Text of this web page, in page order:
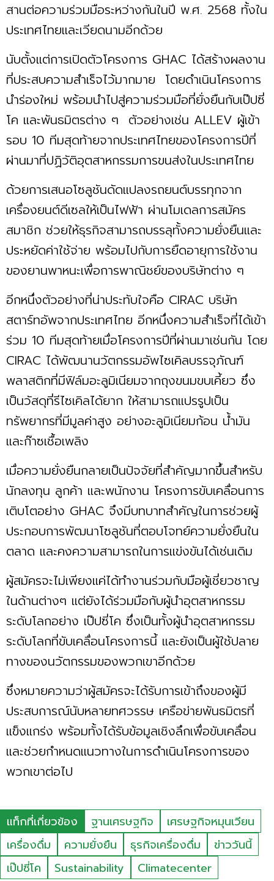
สานต่อความร่วมมือระหว่างกันในปี พ.ศ. 2568 ทั้งใน
ประเทศไทยและเวียดนามอีกด้วย
นับตั้งแต่การเปิดตัวโครงการ GHAC ได้สร้างผลงาน
ที่ประสบความสำเร็จไว้มากมาย โดยดำเนินโครงการ
นำร่องใหม่ พร้อมนำไปสู่ความร่วมมือที่ยั่งยืนกับเป๊ปซี่
โค และพันธมิตรต่าง ๆ ตัวอย่างเช่น ALLEV ผู้เข้า
รอบ 10 ทีมสุดท้ายจากประเทศไทยของโครงการปีที่
ผ่านมาที่ปฏิวัติอุตสาหกรรมการขนส่งในประเทศไทย
ด้วยการเสนอโซลูชันดัดแปลงรถยนต์บรรทุกจาก
เครื่องยนต์ดีเซลให้เป็นไฟฟ้า ผ่านโมเดลการสมัคร
สมาชิก ช่วยให้ธุรกิจสามารถบรรลุทั้งความยั่งยืนและ
ประหยัดค่าใช้จ่าย พร้อมไปกับการยืดอายุการใช้งาน
ของยานพาหนะเพื่อการพาณิชย์ของบริษัทต่าง ๆ
อีกหนึ่งตัวอย่างที่น่าประทับใจคือ CIRAC บริษัท
สตาร์ทอัพจากประเทศไทย อีกหนึ่งความสำเร็จที่ได้เข้า
ร่วม 10 ทีมสุดท้ายเมื่อโครงการปีที่ผ่านมาเช่นกัน โดย
CIRAC ได้พัฒนานวัตกรรมอัพไซเคิลบรรจุภัณฑ์
พลาสติกที่มีฟิล์มอะลูมิเนียมจากถุงขนมขบเคี้ยว ซึ่ง
เป็นวัสดุที่รีไซเคิลได้ยาก ให้สามารถแปรรูปเป็น
ทรัพยากรที่มีมูลค่าสูง อย่างอะลูมิเนียมก้อน น้ำมัน
และก๊าซเชื้อเพลิง
เมื่อความยั่งยืนกลายเป็นปัจจัยที่สำคัญมากขึ้นสำหรับ
นักลงทุน ลูกค้า และพนักงาน โครงการขับเคลื่อนการ
เติบโตอย่าง GHAC จึงมีบทบาทสำคัญในการช่วยผู้
ประกอบการพัฒนาโซลูชันที่ตอบโจทย์ความยั่งยืนใน
ตลาด และคงความสามารถในการแข่งขันได้เช่นเดิม
ผู้สมัครจะไม่เพียงแค่ได้ทำงานร่วมกับมือผู้เชี่ยวชาญ
ในด้านต่างๆ แต่ยังได้ร่วมมือกับผู้นำอุตสาหกรรม
ระดับโลกอย่าง เป๊ปซี่โค ซึ่งเป็นทั้งผู้นำอุตสาหกรรม
ระดับโลกที่ขับเคลื่อนโครงการนี้ และยังเป็นผู้ใช้ปลาย
ทางของนวัตกรรมของพวกเขาอีกด้วย
ซึ่งหมายความว่าผู้สมัครจะได้รับการเข้าถึงของผู้มี
ประสบการณ์นับหลายทศวรรษ เครือข่ายพันธมิตรที่
แข็งแกร่ง พร้อมทั้งได้รับข้อมูลเชิงลึกเพื่อขับเคลื่อน
และช่วยกำหนดแนวทางในการดำเนินโครงการของ
พวกเขาต่อไป
แท็กที่เกี่ยวข้อง ฐานเศรษฐกิจ
เศรษฐกิจหมุนเวียน
เครื่องดื่ม
ความยั่งยืน ธุรกิจเครื่องดื่ม
ข่าววันนี้
เป๊ปซี่โค
Sustainability Climatecenter